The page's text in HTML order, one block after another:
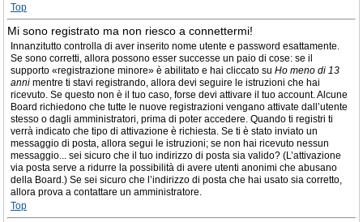
Top
Mi sono registrato ma non riesco a connettermi!
Innanzitutto controlla di aver inserito nome utente e password esattamente.
Se sono corretti, allora possono esser successe un paio di cose: se il
supporto «registrazione minore» è abilitato e hai cliccato su Ho meno di 13
anni mentre ti stavi registrando, allora devi seguire le istruzioni che hai
ricevuto. Se questo non è il tuo caso, forse devi attivare il tuo account. Alcune
Board richiedono che tutte le nuove registrazioni vengano attivate dall’utente
stesso o dagli amministratori, prima di poter accedere. Quando ti registri ti
verrà indicato che tipo di attivazione è richiesta. Se ti è stato inviato un
messaggio di posta, allora segui le istruzioni; se non hai ricevuto nessun
messaggio... sei sicuro che il tuo indirizzo di posta sia valido? (L’attivazione
via posta serve a ridurre la possibilità di avere utenti anonimi che abusano
della Board.) Se sei sicuro che l’indirizzo di posta che hai usato sia corretto,
allora prova a contattare un amministratore.
Top